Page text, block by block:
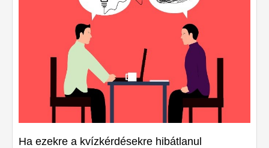
Ha ezekre a kvízkérdésekre hibátlanul